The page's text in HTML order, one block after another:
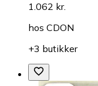
1.062 kr.
hos CDON
+3 butikker